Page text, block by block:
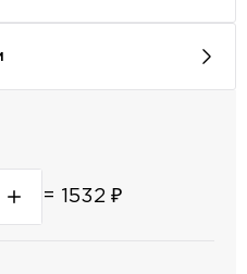
= 1532 ₽